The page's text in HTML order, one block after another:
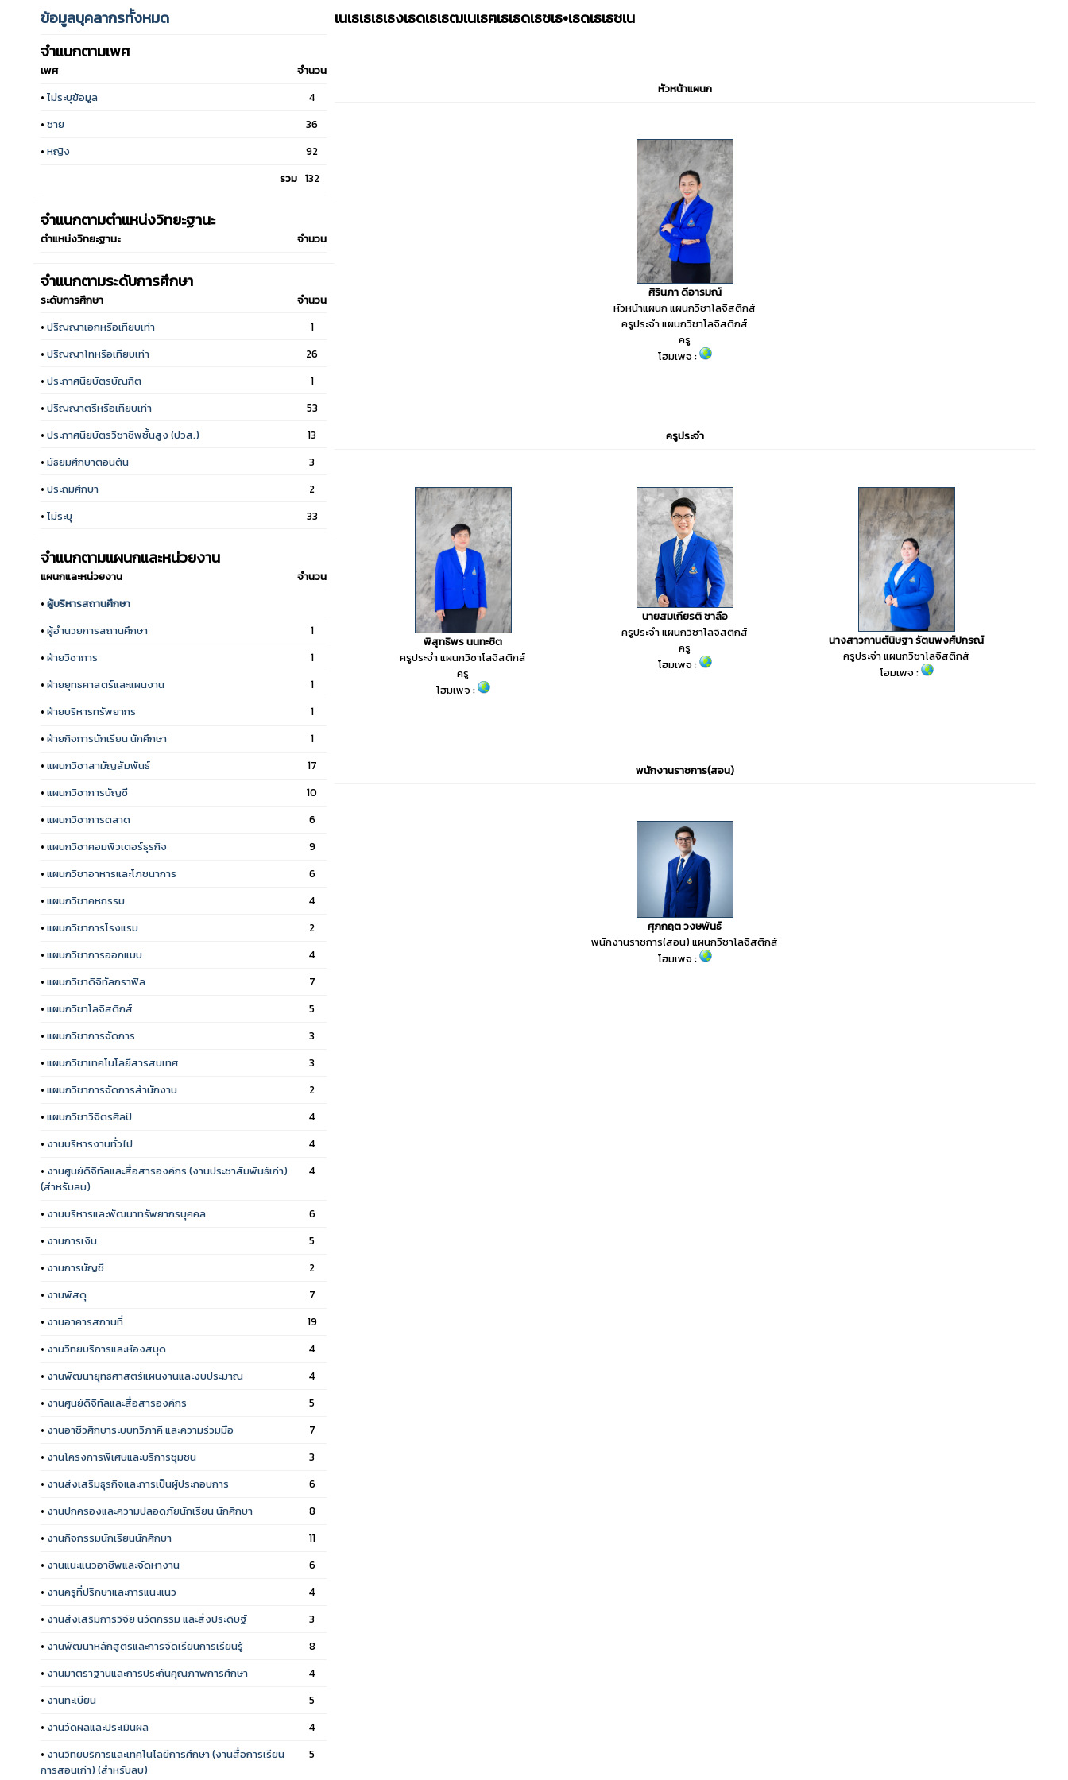
ข้อมูลบุคลากรทั้งหมด
จำแนกตามเพศ
เพศ
จำนวน
• ไม่ระบุข้อมูล
4
• ชาย
36
• หญิง
92
รวม 132
จำแนกตามตำแหน่งวิทยะฐานะ
ตำแหน่งวิทยะฐานะ จำนวน
จำแนกตามระดับการศึกษา
ระดับการศึกษา
จำนวน
• ปริญญาเอกหรือเทียบเท่า
1
• ปริญญาโทหรือเทียบเท่า
26
• ประกาศนียบัตรบัณฑิต
1
• ปริญญาตรีหรือเทียบเท่า
53
• ประกาศนียบัตรวิชาชีพชั้นสูง (ปวส.)
13
• มัธยมศึกษาตอนต้น
3
• ประถมศึกษา
2
• ไม่ระบุ 33
จำแนกตามแผนกและหน่วยงาน
แผนกและหน่วยงาน
จำนวน
• ผู้บริหารสถานศึกษา
• ผู้อำนวยการสถานศึกษา
1
• ฝ่ายวิชาการ
1
• ฝ่ายยุทธศาสตร์และแผนงาน
1
• ฝ่ายบริหารทรัพยากร
1
• ฝ่ายกิจการนักเรียน นักศึกษา
1
• แผนกวิชาสามัญสัมพันธ์
17
• แผนกวิชาการบัญชี
10
• แผนกวิชาการตลาด
6
• แผนกวิชาคอมพิวเตอร์ธุรกิจ
9
• แผนกวิชาอาหารและโภชนาการ
6
• แผนกวิชาคหกรรม
4
• แผนกวิชาการโรงแรม
2
• แผนกวิชาการออกแบบ
4
• แผนกวิชาดิจิทัลกราฟิล
7
• แผนกวิชาโลจิสติกส์
5
• แผนกวิชาการจัดการ
3
• แผนกวิชาเทคโนโลยีสารสนเทศ
3
• แผนกวิชาการจัดการสำนักงาน
2
• แผนกวิชาวิจิตรศิลป์
4
• งานบริหารงานทั่วไป
4
• งานศูนย์ดิจิทัลและสื่อสารองค์กร (งานประชาสัมพันธ์เก่า)
(สำหรับลบ)
4
• งานบริหารและพัฒนาทรัพยากรบุคคล
6
• งานการเงิน
5
• งานการบัญชี
2
• งานพัสดุ
7
• งานอาคารสถานที่
19
• งานวิทยบริการและห้องสมุด
4
• งานพัฒนายุทธศาสตร์แผนงานและงบประมาณ
4
• งานศูนย์ดิจิทัลและสื่อสารองค์กร
5
• งานอาชีวศึกษาระบบทวิภาคี และความร่วมมือ
7
• งานโครงการพิเศษและบริการชุมชน
3
• งานส่งเสริมธุรกิจและการเป็นผู้ประกอบการ
6
• งานปกครองและความปลอดภัยนักเรียน นักศึกษา
8
• งานกิจกรรมนักเรียนนักศึกษา
11
• งานแนะแนวอาชีพและจัดหางาน
6
• งานครูที่ปรึกษาและการแนะแนว
4
• งานส่งเสริมการวิจัย นวัตกรรม และสิ่งประดิษฐ์
3
• งานพัฒนาหลักสูตรและการจัดเรียนการเรียนรู้
8
• งานมาตราฐานและการประกันคุณภาพการศึกษา
4
• งานทะเบียน
5
• งานวัดผลและประเมินผล
4
• งานวิทยบริการและเทคโนโลยีการศึกษา (งานสื่อการเรียน
การสอนเก่า) (สำหรับลบ)
5
เนเธเธเธเธงเธดเธเธฒเนเธฅเธเธดเธชเธ•เธดเธเธชเน
หัวหน้าแผนก
ศิรินภา ดีอารมณ์
หัวหน้าแผนก แผนกวิชาโลจิสติกส์
ครูประจำ แผนกวิชาโลจิสติกส์
ครู
โฮมเพจ :
ครูประจำ
พิสุทธิพร นนทะชิต
ครูประจำ แผนกวิชาโลจิสติกส์
ครู
โฮมเพจ :
นายสมเกียรติ ชาลือ
ครูประจำ แผนกวิชาโลจิสติกส์
ครู
โฮมเพจ :
นางสาวกานต์นิษฐา รัตนพงศ์ปกรณ์
ครูประจำ แผนกวิชาโลจิสติกส์
โฮมเพจ :
พนักงานราชการ(สอน)
ศุภกฤต วงษพันธ์
พนักงานราชการ(สอน) แผนกวิชาโลจิสติกส์
โฮมเพจ :